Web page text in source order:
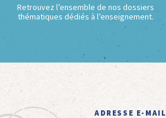
Retrouvez l’ensemble de nos dossiers
thématiques dédiés à l’enseignement.
ADRESSE E-MAIL